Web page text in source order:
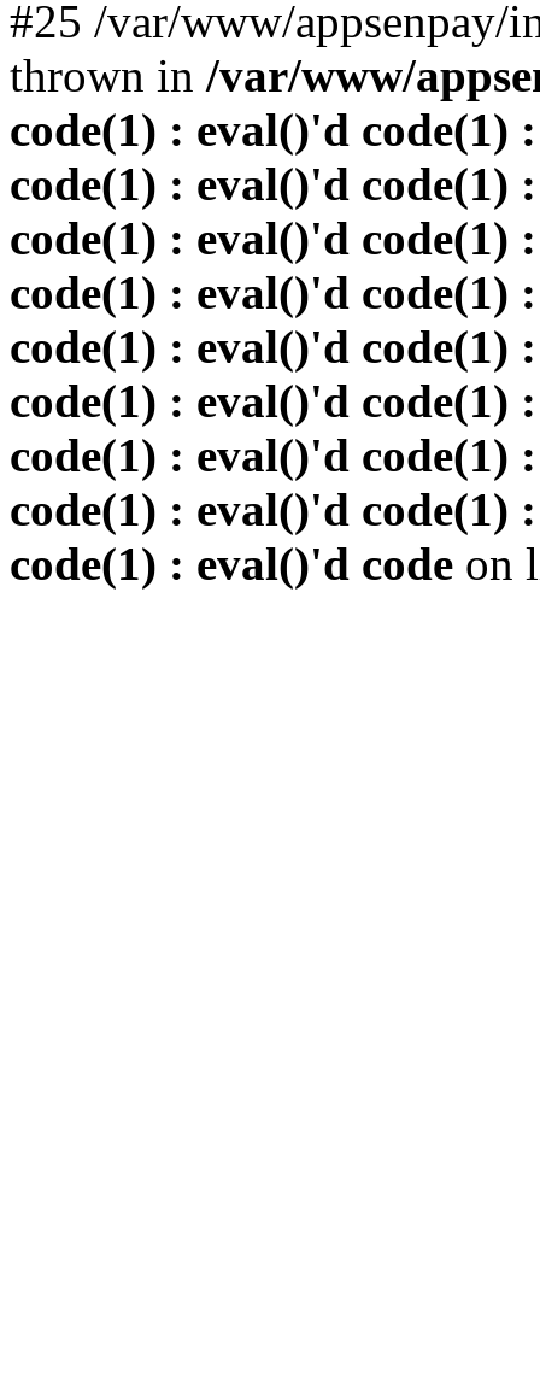
#25 /var/www/
thrown in /var/www/
code(1) : eval()'d code(1)
code(1) : eval()'d code(1)
code(1) : eval()'d code(1)
code(1) : eval()'d code(1)
code(1) : eval()'d code(1)
code(1) : eval()'d code(1)
code(1) : eval()'d code(1)
code(1) : eval()'d code(1)
code(1) : eval()'d code on